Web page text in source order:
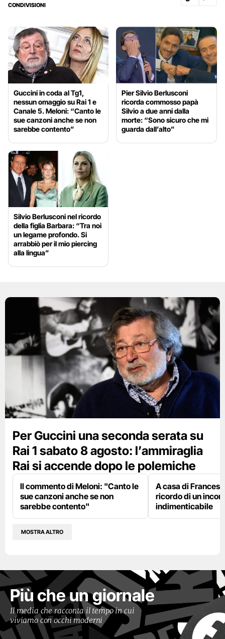
CONDIVISIONI
Guccini in coda al Tg1,
nessun omaggio su Rai 1 e
Canale 5. Meloni: “Canto le
sue canzoni anche se non
sarebbe contento”
Pier Silvio Berlusconi
ricorda commosso papà
Silvio a due anni dalla
morte: “Sono sicuro che mi
guarda dall’alto”
Silvio Berlusconi nel ricordo
della figlia Barbara: “Tra noi
un legame profondo. Si
arrabbiò per il mio piercing
alla lingua”
Per Guccini una seconda serata su
Rai 1 sabato 8 agosto: l’ammiraglia
Rai si accende dopo le polemiche
Il commento di Meloni: "Canto le
sue canzoni anche se non
sarebbe contento"
A casa di
ricordo di un
indimenticabile
MOSTRA ALTRO
Più che un giornale
Il media che racconta il tempo in cui
viviamo con occhi moderni